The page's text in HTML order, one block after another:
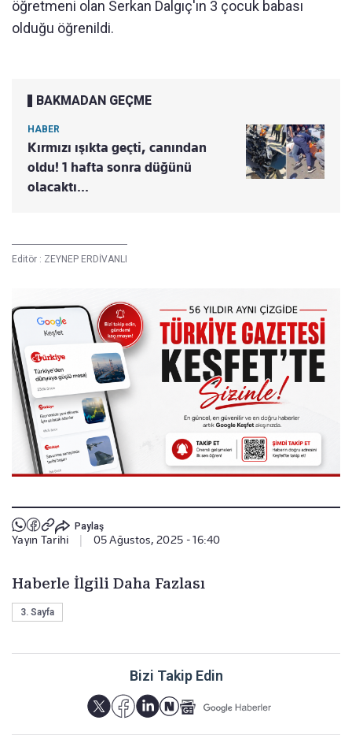
öğretmeni olan Serkan Dalgıç'ın 3 çocuk babası
olduğu öğrenildi.
BAKMADAN GEÇME
HABER
Kırmızı ışıkta geçti, canından
oldu! 1 hafta sonra düğünü
olacaktı...
Editör : ZEYNEP ERDİVANLI
Paylaş
Yayın Tarihi 05 Ağustos, 2025 - 16:40
Haberle İlgili Daha Fazlası
3. Sayfa
Bizi Takip Edin